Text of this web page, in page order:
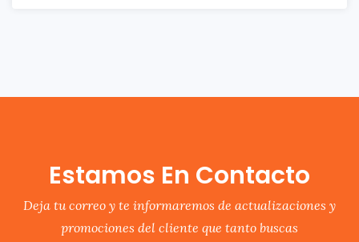
Estamos En Contacto
Deja tu correo y te informaremos de actualizaciones y
promociones del cliente que tanto buscas